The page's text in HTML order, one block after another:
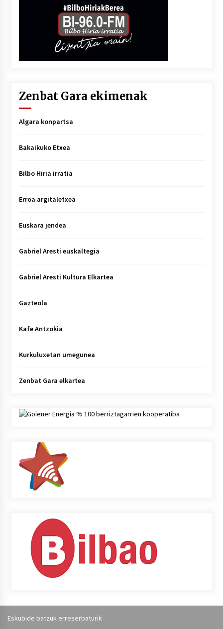
Zenbat Gara ekimenak
Algara konpartsa
Bakaikuko Etxea
Bilbo Hiria irratia
Erroa argitaletxea
Euskara jendea
Gabriel Aresti euskaltegia
Gabriel Aresti Kultura Elkartea
Gazteola
Kafe Antzokia
Kurkuluxetan umegunea
Zenbat Gara elkartea
Eskubide batzuk erreserbaturik